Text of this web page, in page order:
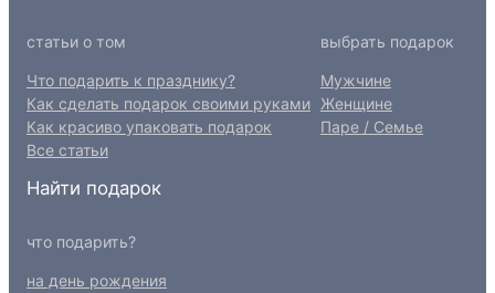
статьи о том
Что подарить к празднику?
Как сделать подарок своими руками
Как красиво упаковать подарок
Все статьи
выбрать подарок
Мужчине
Женщине
Паре / Семье
Найти подарок
что подарить?
на день рождения